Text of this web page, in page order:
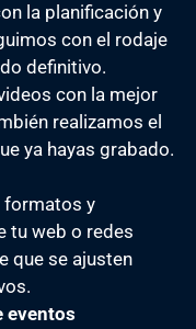
la planificación y
con el rodaje
definitivo.
con la mejor
realizamos el
ya hayas grabado.
formatos y
tu web o redes
que se ajusten
eventos